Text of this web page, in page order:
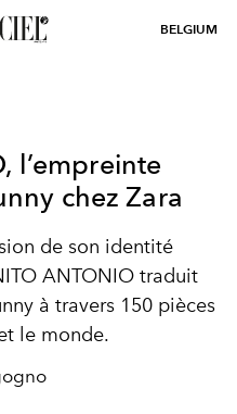
BELGIUM
l’empreinte
chez Zara
de son identité
ANTONIO traduit
à travers 150 pièces
le monde.